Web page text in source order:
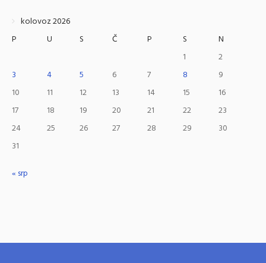
kolovoz 2026
P
U S Č P S
N
1
2
3
4 5 6 7 8
9
10
11 12 13 14 15
16
17
18 19 20 21 22
23
24
25 26 27 28 29
30
31
« srp